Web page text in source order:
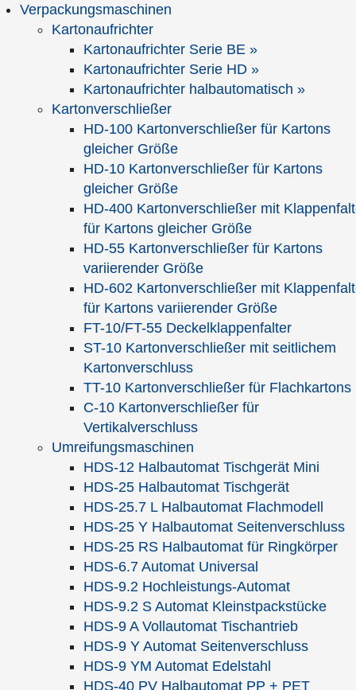
Verpackungsmaschinen
Kartonaufrichter
Kartonaufrichter Serie BE »
Kartonaufrichter Serie HD »
Kartonaufrichter halbautomatisch »
Kartonverschließer
HD-100 Kartonverschließer für Kartons
gleicher Größe
HD-10 Kartonverschließer für Kartons
gleicher Größe
HD-400 Kartonverschließer mit
für Kartons gleicher Größe
HD-55 Kartonverschließer für Kartons
variierender Größe
HD-602 Kartonverschließer mit
für Kartons variierender Größe
FT-10/FT-55 Deckelklappenfalter
ST-10 Kartonverschließer mit seitlichem
Kartonverschluss
TT-10 Kartonverschließer für Flachkartons
C-10 Kartonverschließer für
Vertikalverschluss
Umreifungsmaschinen
HDS-12 Halbautomat Tischgerät Mini
HDS-25 Halbautomat Tischgerät
HDS-25.7 L Halbautomat Flachmodell
HDS-25 Y Halbautomat Seitenverschluss
HDS-25 RS Halbautomat für Ringkörper
HDS-6.7 Automat Universal
HDS-9.2 Hochleistungs-Automat
HDS-9.2 S Automat Kleinstpackstücke
HDS-9 A Vollautomat Tischantrieb
HDS-9 Y Automat Seitenverschluss
HDS-9 YM Automat Edelstahl
HDS-40 PV Halbautomat PP + PET
Publikationen
Der lange Weg in die Zukunft
Vom Bindfaden zum
Verpackungsroboter
Die spannende und unterhaltsame
Geschichte eines
Familienunternehmens von ihrer
Gründung als "Kramerei" im Jahre 1803
bis zur Technologieschmiede im
angehenden 21. Jahrhundert. Neben
vielen oft einzigartigen
Unternehmensinternas werden stets die
Parallelen zur deutschen Geschichte
aufgezeigt und dem Leser die Erfolge
und Schwierigkeiten von 7
Generationen Unternehmertum
eindrücklich illustriert.
Dr. Gerd Strasser (Hrsg.)
42 Seiten, gebunden
EUR 15,- zzgl. MwSt. |Firmenchronik
anfordern
Systemtheorie und Ethik als
Grundlagen umweltbewußter